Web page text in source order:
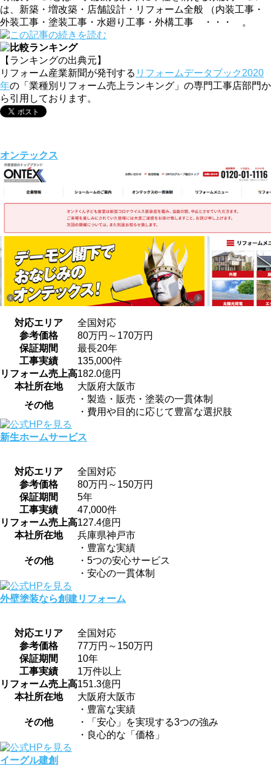
は、新築・増改築・店舗設計・リフォーム全般 （内装工事・
外装工事・塗装工事・水廻り工事・外構工事 ・・・ 。
【ランキングの出典元】
リフォーム産業新聞が発刊する リフォームデータブック2020
年の「業種別リフォーム売上ランキング」の専門工事店部門か
ら引用しております。
オンテックス
対応エリア
全国対応
参考価格
80万円～170万円
保証期間
最長20年
工事実績
135,000件
リフォーム売上高182.0億円
本社所在地
大阪府大阪市
その他
・製造・販売・塗装の一貫体制
・費用や目的に応じて豊富な選択肢
新生ホームサービス
対応エリア
全国対応
参考価格
80万円～150万円
保証期間
5年
工事実績
47,000件
リフォーム売上高127.4億円
本社所在地
兵庫県神戸市
その他
・豊富な実績
・5つの安心サービス
・安心の一貫体制
外壁塗装なら創建リフォーム
対応エリア
全国対応
参考価格
77万円～150万円
保証期間
10年
工事実績
1万件以上
リフォーム売上高151.3億円
本社所在地
大阪府大阪市
その他
・豊富な実績
・「安心」を実現する3つの強み
・良心的な「価格」
イーグル建創